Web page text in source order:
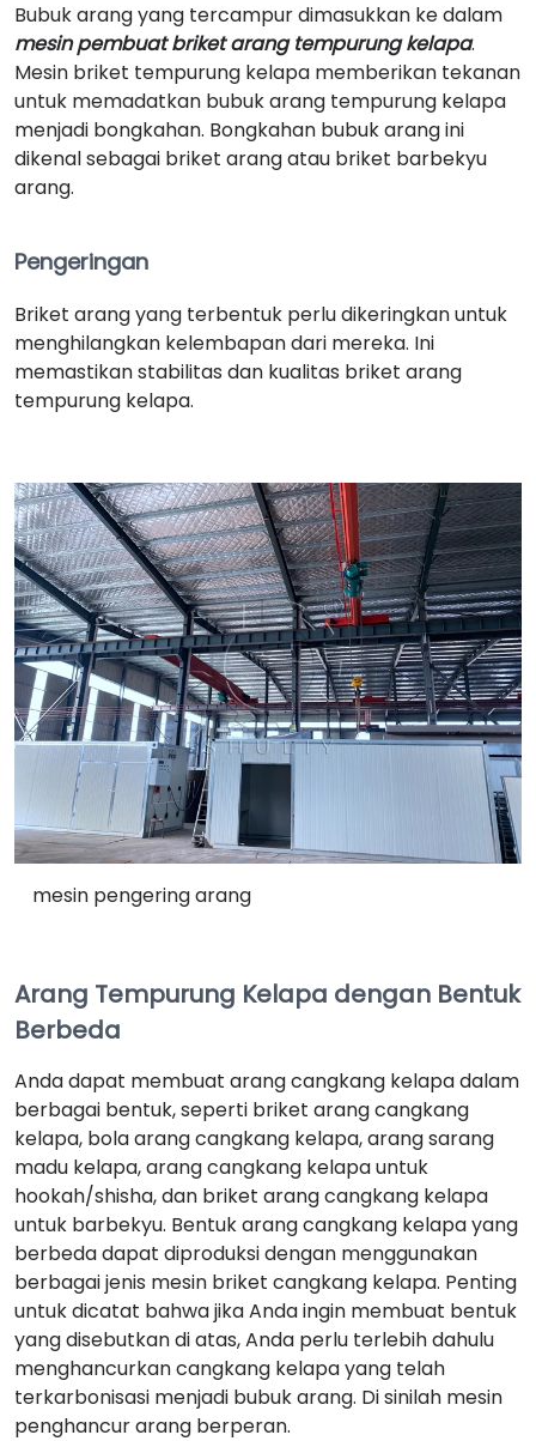
Bubuk arang yang tercampur dimasukkan ke dalam
mesin pembuat briket arang tempurung kelapa.
Mesin briket tempurung kelapa memberikan tekanan
untuk memadatkan bubuk arang tempurung kelapa
menjadi bongkahan. Bongkahan bubuk arang ini
dikenal sebagai briket arang atau briket barbekyu
arang.
Pengeringan
Briket arang yang terbentuk perlu dikeringkan untuk
menghilangkan kelembapan dari mereka. Ini
memastikan stabilitas dan kualitas briket arang
tempurung kelapa.
mesin pengering arang
Arang Tempurung Kelapa dengan Bentuk
Berbeda
Anda dapat membuat arang cangkang kelapa dalam
berbagai bentuk, seperti briket arang cangkang
kelapa, bola arang cangkang kelapa, arang sarang
madu kelapa, arang cangkang kelapa untuk
hookah/shisha, dan briket arang cangkang kelapa
untuk barbekyu. Bentuk arang cangkang kelapa yang
berbeda dapat diproduksi dengan menggunakan
berbagai jenis mesin briket cangkang kelapa. Penting
untuk dicatat bahwa jika Anda ingin membuat bentuk
yang disebutkan di atas, Anda perlu terlebih dahulu
menghancurkan cangkang kelapa yang telah
terkarbonisasi menjadi bubuk arang. Di sinilah mesin
penghancur arang berperan.